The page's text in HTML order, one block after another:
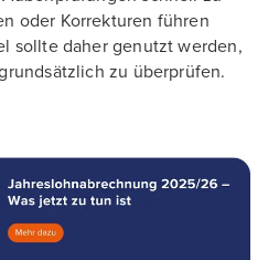
oder Korrekturen führen
sollte daher genutzt werden,
zu überprüfen.